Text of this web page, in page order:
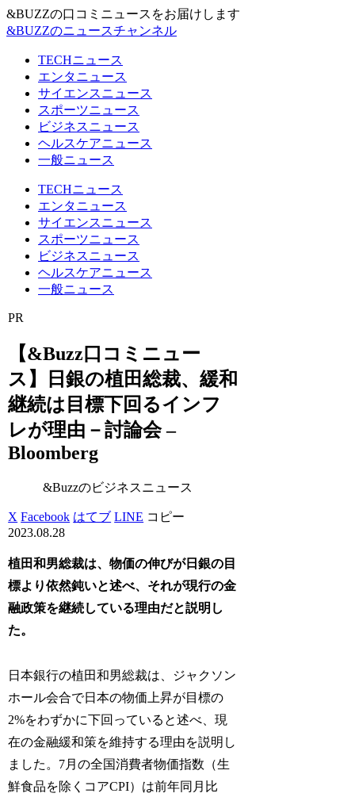
&BUZZの口コミニュースをお届けします
&BUZZのニュースチャンネル
TECHニュース
エンタニュース
サイエンスニュース
スポーツニュース
ビジネスニュース
ヘルスケアニュース
一般ニュース
TECHニュース
エンタニュース
サイエンスニュース
スポーツニュース
ビジネスニュース
ヘルスケアニュース
一般ニュース
PR
【&Buzz口コミニュー
ス】日銀の植田総裁、緩和
継続は目標下回るインフ
レが理由－討論会 –
Bloomberg
&Buzzのビジネスニュース
X Facebook はてブ LINE コピー
2023.08.28
植田和男総裁は、物価の伸びが日銀の目
標より依然鈍いと述べ、それが現行の金
融政策を継続している理由だと説明し
た。
日本銀行の植田和男総裁は、ジャクソン
ホール会合で日本の物価上昇が目標の
2%をわずかに下回っていると述べ、現
在の金融緩和策を維持する理由を説明し
ました。7月の全国消費者物価指数（生
鮮食品を除くコアCPI）は前年同月比